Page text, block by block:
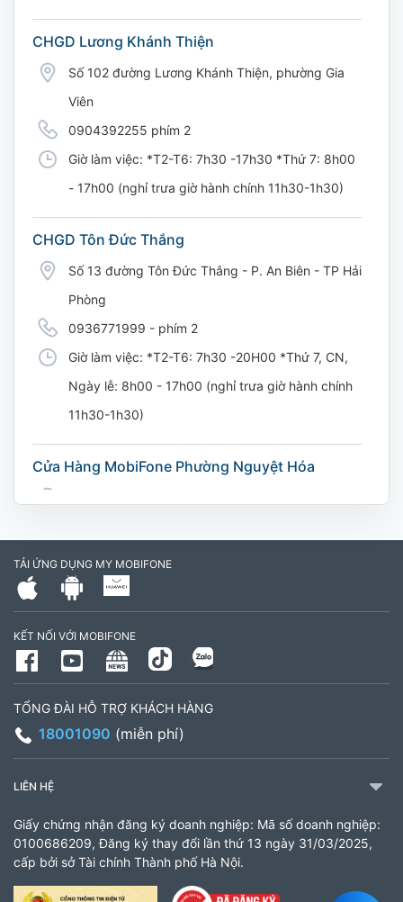
CHGD Lương Khánh Thiện
Số 102 đường Lương Khánh Thiện, phường Gia
Viên
0904392255 phím 2
Giờ làm việc: *T2-T6: 7h30 -17h30 *Thứ 7: 8h00
- 17h00 (nghỉ trưa giờ hành chính 11h30-1h30)
CHGD Tôn Đức Thắng
Số 13 đường Tôn Đức Thắng - P. An Biên - TP Hải
Phòng
0936771999 - phím 2
Giờ làm việc: *T2-T6: 7h30 -20H00 *Thứ 7, CN,
Ngày lễ: 8h00 - 17h00 (nghỉ trưa giờ hành chính
11h30-1h30)
Cửa Hàng MobiFone Phường Nguyệt Hóa
795497999
Giờ làm việc: Thứ 2 đến Thứ 6: Sáng 07:30 -
11:00 Chiều 13:30 đến 17:30 Thứ 7: Sáng 08:00
- 11:30 chiều 13:00 đến 17:00
CH 21B Ba La (CH 16 Ba La)
903460846
Giờ làm việc: 8:00 - 18:00
TẢI ỨNG DỤNG MY MOBIFONE
KẾT NỐI VỚI MOBIFONE
TỔNG ĐÀI HỖ TRỢ KHÁCH HÀNG
18001090 (miễn phí)
LIÊN HỆ
Giấy chứng nhận đăng ký doanh nghiệp: Mã số doanh nghiệp:
0100686209, Đăng ký thay đổi lần thứ 13 ngày 31/03/2025,
cấp bởi sở Tài chính Thành phố Hà Nội.